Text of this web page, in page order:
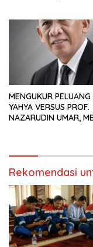
MENGUKUR PELUANG
YAHYA VERSUS PROF.
NAZARUDIN UMAR,
Rekomendasi